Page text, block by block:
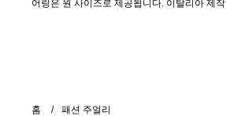
어링은 원 사이즈로 제공됩니다. 이탈리아 제
홈 패션 주얼리